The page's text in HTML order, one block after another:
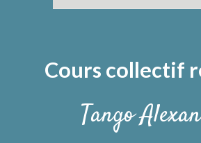
Cours collectif
Tango